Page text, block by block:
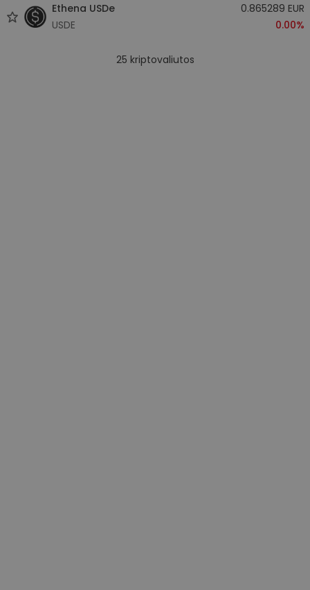
Ethena USDe
USDE
0.865289 EUR
0.00%
25 kriptovaliutos